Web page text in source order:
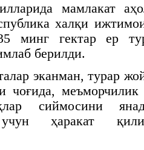
мамлакат
халқи
минг гектар ер
берилди.
эканман, турар
чоғида, меъморчилик
сиймосини
ҳаракат